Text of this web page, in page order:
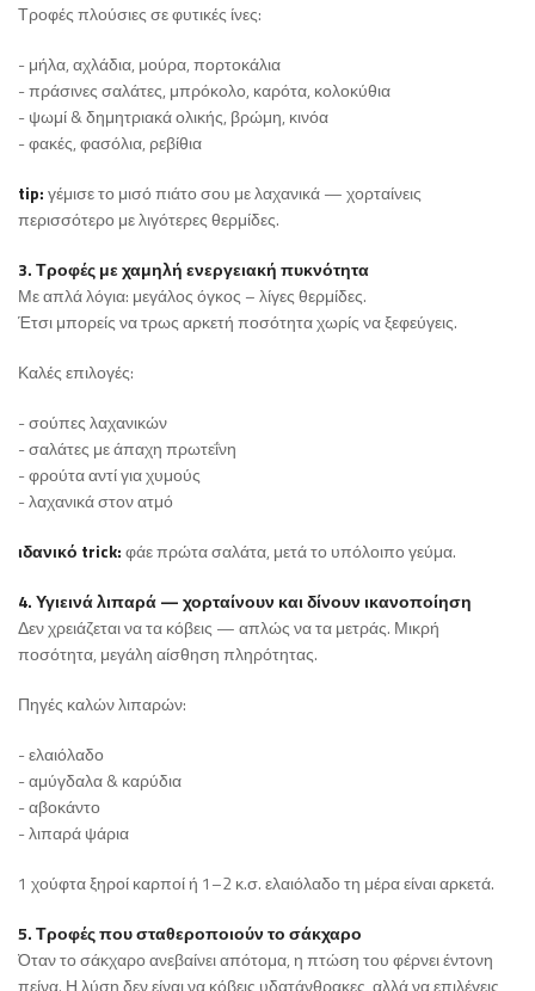
Τροφές πλούσιες σε φυτικές ίνες:
- μήλα, αχλάδια, μούρα, πορτοκάλια
- πράσινες σαλάτες, μπρόκολο, καρότα, κολοκύθια
- ψωμί & δημητριακά ολικής, βρώμη, κινόα
- φακές, φασόλια, ρεβίθια
tip:γέμισε το μισό πιάτο σου με λαχανικά — χορταίνεις
περισσότερο με λιγότερες θερμίδες.
3. Τροφές με χαμηλή ενεργειακή πυκνότητα
Με απλά λόγια: μεγάλος όγκος – λίγες θερμίδες.
Έτσι μπορείς να τρως αρκετή ποσότητα χωρίς να ξεφεύγεις.
Καλές επιλογές:
- σούπες λαχανικών
- σαλάτες με άπαχη πρωτεΐνη
- φρούτα αντί για χυμούς
- λαχανικά στον ατμό
ιδανικό trick:φάε πρώτα σαλάτα, μετά το υπόλοιπο γεύμα.
4. Υγιεινά λιπαρά — χορταίνουν και δίνουν ικανοποίηση
Δεν χρειάζεται να τα κόβεις — απλώς να τα μετράς. Μικρή
ποσότητα, μεγάλη αίσθηση πληρότητας.
Πηγές καλών λιπαρών:
- ελαιόλαδο
- αμύγδαλα & καρύδια
- αβοκάντο
- λιπαρά ψάρια
1 χούφτα ξηροί καρποί ή 1–2 κ.σ. ελαιόλαδο τη μέρα είναι αρκετά.
5. Τροφές που σταθεροποιούν το σάκχαρο
Όταν το σάκχαρο ανεβαίνει απότομα, η πτώση του φέρνει έντονη
πείνα. Η λύση δεν είναι να κόβεις υδατάνθρακες, αλλά να επιλέγεις